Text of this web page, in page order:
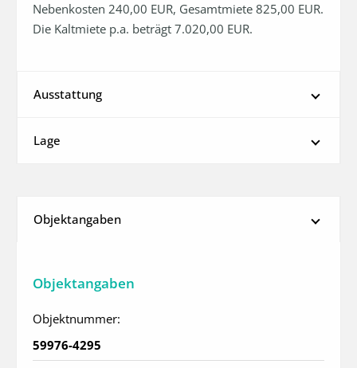
Nebenkosten 240,00 EUR, Gesamtmiete 825,00 EUR.
Die Kaltmiete p.a. beträgt 7.020,00 EUR.
Ausstattung
Lage
Objektangaben
Objektangaben
Objektnummer:
59976-4295